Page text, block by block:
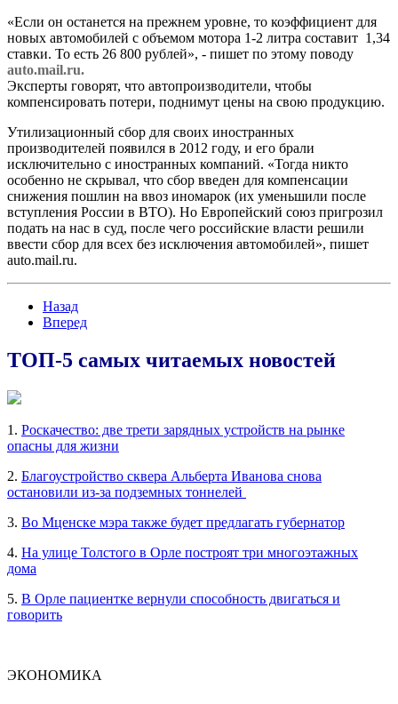
«Если он останется на прежнем уровне, то коэффициент для
новых автомобилей с объемом мотора 1-2 литра составит 1,34
ставки. То есть 26 800 рублей», - пишет по этому поводу
auto.mail.ru.
Эксперты говорят, что автопроизводители, чтобы
компенсировать потери, поднимут цены на свою продукцию.
Утилизационный сбор для своих иностранных
производителей появился в 2012 году, и его брали
исключительно с иностранных компаний. «Тогда никто
особенно не скрывал, что сбор введен для компенсации
снижения пошлин на ввоз иномарок (их уменьшили после
вступления России в ВТО). Но Европейский союз пригрозил
подать на нас в суд, после чего российские власти решили
ввести сбор для всех без исключения автомобилей», пишет
auto.mail.ru.
Назад
Вперед
ТОП-5 самых читаемых новостей
1. Роскачество: две трети зарядных устройств на рынке
опасны для жизни
2. Благоустройство сквера Альберта Иванова снова
остановили из-за подземных тоннелей
3. Во Мценске мэра также будет предлагать губернатор
4. На улице Толстого в Орле построят три многоэтажных
дома
5. В Орле пациентке вернули способность двигаться и
говорить
ЭКОНОМИКА